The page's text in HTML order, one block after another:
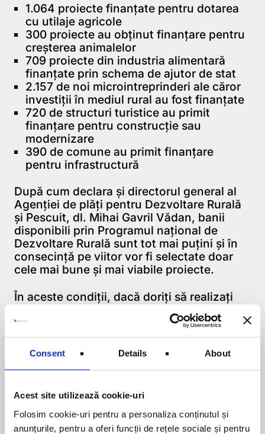
Consent Details About
Acest site utilizează cookie-uri
Folosim cookie-uri pentru a personaliza conținutul și
anunțurile, pentru a oferi funcții de rețele sociale și pentru
1.064 proiecte finanțate pentru dotarea
cu utilaje agricole
300 proiecte au obținut finanțare pentru
creșterea animalelor
709 proiecte din industria alimentară
finanțate prin schema de ajutor de stat
2.157 de noi microintreprinderi ale căror
investiții în mediul rural au fost finanțate
720 de structuri turistice au primit
finanțare pentru construcție sau
modernizare
390 de comune au primit finanțare
pentru infrastructură
După cum declara și directorul general al
Agenției de plăți pentru Dezvoltare Rurală
și Pescuit, dl. Mihai Gavril Vădan, banii
disponibili prin Programul național de
Dezvoltare Rurală sunt tot mai puțini și în
consecință pe viitor vor fi selectate doar
cele mai bune și mai viabile proiecte.
În aceste condiții, dacă doriți să realizați
investiții în mediul rural, sunteți invitați să
ne contactați pentru a stabili împreună cele
mai competitive moduri de accesare a
finanțărilor rămase pentru dezvoltarea
793 sau pe e-mail: office@romcom.ro